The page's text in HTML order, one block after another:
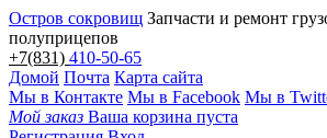
Остров сокровищ Запчасти и ремонт
полуприцепов
+7(831) 410-50-65
Домой Почта Карта сайта
Мы в Контакте Мы в Facebook Мы в
Мой заказ Ваша корзина пуста